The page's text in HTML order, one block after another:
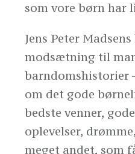
som vore børn har
Jens Peter
modsætning til
barndomshistorier
om det gode
bedste venner,
oplevelser,
meget andet, som